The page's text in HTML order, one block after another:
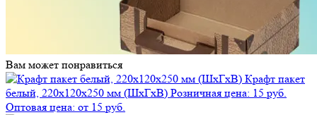
Вам может понравиться
Крафт пакет
белый, 220х120х250 мм (ШхГхВ) Розничная цена: 15 руб.
Оптовая цена: от 15 руб.